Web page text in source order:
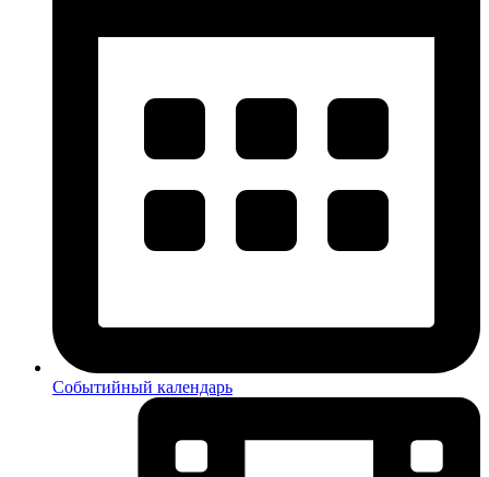
Событийный календарь